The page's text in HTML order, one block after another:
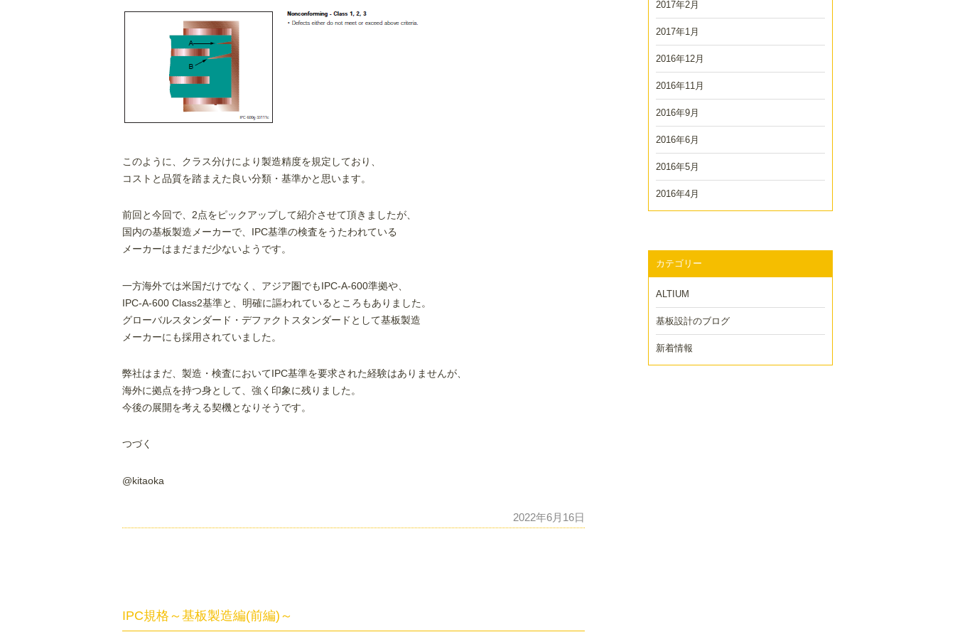
このように、クラス分けにより製造精度を規定しており、
コストと品質を踏まえた良い分類・基準かと思います。
前回と今回で、2点をピックアップして紹介させて頂きましたが、
国内の基板製造メーカーで、IPC基準の検査をうたわれている
メーカーはまだまだ少ないようです。
一方海外では米国だけでなく、アジア圏でもIPC-A-600準拠や、
IPC-A-600 Class2基準と、明確に謳われているところもありました。
グローバルスタンダード・デファクトスタンダードとして基板製造
メーカーにも採用されていました。
弊社はまだ、製造・検査においてIPC基準を要求された経験はありませんが、
海外に拠点を持つ身として、強く印象に残りました。
今後の展開を考える契機となりそうです。
つづく
@kitaoka
2022年6月16日
IPC規格～基板製造編(前編)～
2017年2月
2017年1月
2016年12月
2016年11月
2016年9月
2016年6月
2016年5月
2016年4月
カテゴリー
ALTIUM
基板設計のブログ
新着情報